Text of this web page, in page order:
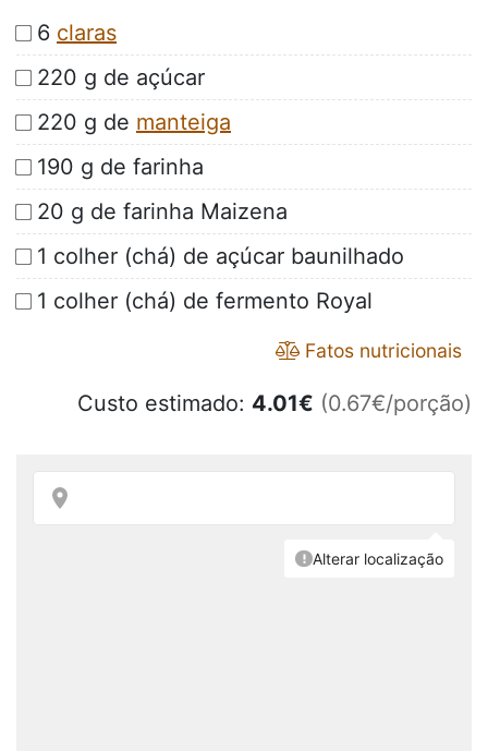
6 claras
220 g de açúcar
220 g de manteiga
190 g de farinha
20 g de farinha Maizena
1 colher (chá) de açúcar baunilhado
1 colher (chá) de fermento Royal
Fatos nutricionais
Custo estimado: 4.01€ (0.67€/porção)